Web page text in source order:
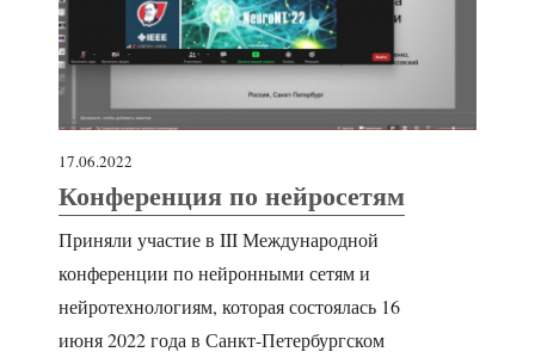
17.06.2022
Конференция по нейросетям
Приняли участие в III Международной
конференции по нейронными сетям и
нейротехнологиям, которая состоялась 16
июня 2022 года в Санкт-Петербургском